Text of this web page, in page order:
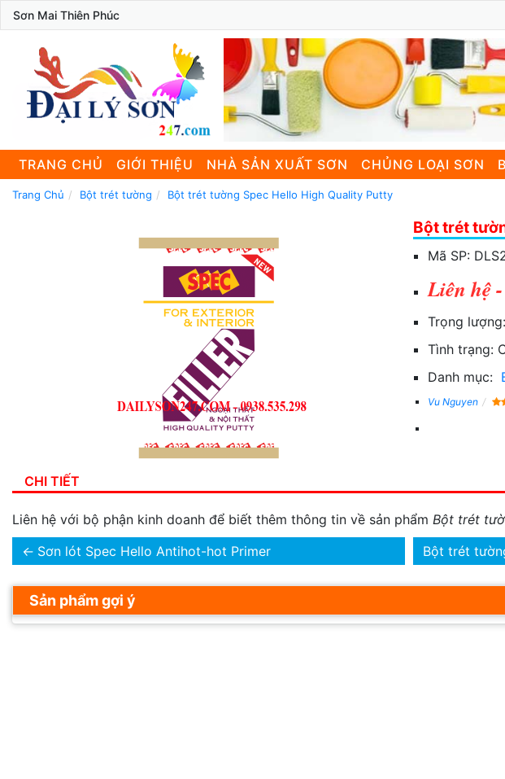
Sơn Mai Thiên Phúc
TRANG CHỦ GIỚI THIỆU NHÀ SẢN XUẤT SƠN CHỦNG LOẠI SƠN
Trang Chủ Bột trét tường Bột trét tường Spec Hello High Quality Putty
Bột trét
Mã SP:
Liên hệ
Trọng lượng:
Tình trạng:
Danh mục:
Vu Nguyen
CHI TIẾT
Liên hệ với bộ phận kinh doanh để biết thêm thông tin về sản phẩm Bột trét
← Sơn lót Spec Hello Antihot-hot Primer Bột trét
Sản phẩm gợi ý